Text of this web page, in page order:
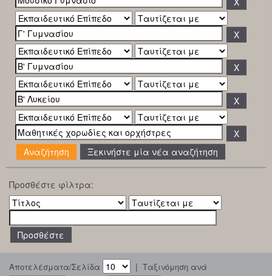
Ξεκινήστε μία νέα αναζήτηση
Προσθέστε φίλτρα:
Αποτελέσματα/Σελίδα | Ταξινόμηση ανά